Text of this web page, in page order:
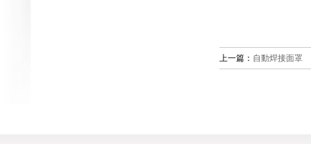
上一篇： 自動焊接面罩